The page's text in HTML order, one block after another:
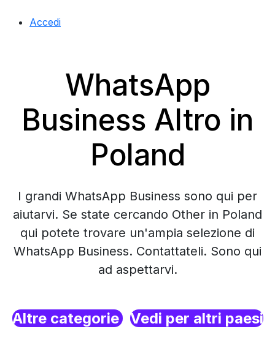
Accedi
WhatsApp
Business Altro in
Poland
I grandi WhatsApp Business sono qui per
aiutarvi. Se state cercando Other in Poland
qui potete trovare un'ampia selezione di
WhatsApp Business. Contattateli. Sono qui
ad aspettarvi.
Altre categorie Vedi per altri paesi